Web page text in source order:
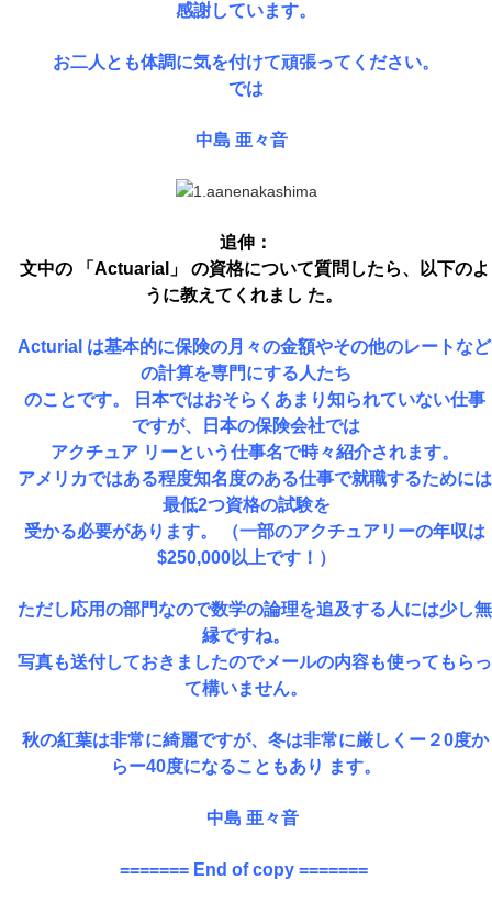
感謝しています。
お二人とも体調に気を付けて頑張ってください。
では
中島 亜々音
追伸：
文中の 「Actuarial」 の資格について質問したら、以下のよ
うに教えてくれまし た。
Acturial は基本的に保険の月々の金額やその他のレートなど
の計算を専門にする人たち
のことです。 日本ではおそらくあまり知られていない仕事
ですが、日本の保険会社では
アクチュア リーという仕事名で時々紹介されます。
アメリカではある程度知名度のある仕事で就職するためには
最低2つ資格の試験を
受かる必要があります。 （一部のアクチュアリーの年収は
$250,000以上です！）
ただし応用の部門なので数学の論理を追及する人には少し無
縁ですね。
写真も送付しておきましたのでメールの内容も使ってもらっ
て構いません。
秋の紅葉は非常に綺麗ですが、冬は非常に厳しくー２0度か
らー40度になることもあり ます。
中島 亜々音
======= End of copy =======